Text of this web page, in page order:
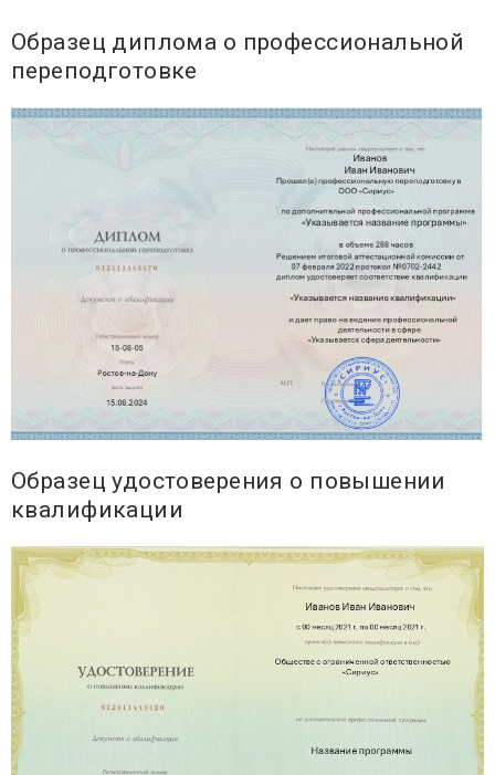
Образец диплома о профессиональной
переподготовке
Образец удостоверения о повышении
квалификации